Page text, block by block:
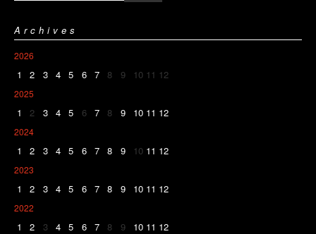
Archives
2026
1 2 3 4 5 6 7 8 9 10 11 12
2025
1 2 3 4 5 6 7 8 9 10 11 12
2024
1 2 3 4 5 6 7 8 9 10 11 12
2023
1 2 3 4 5 6 7 8 9 10 11 12
2022
1 2 3 4 5 6 7 8 9 10 11 12